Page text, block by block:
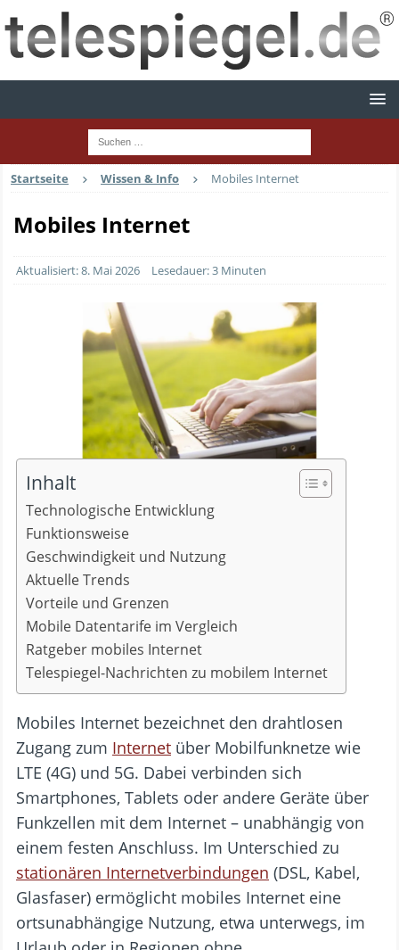
Startseite Wissen & Info Mobiles Internet
Mobiles Internet
Aktualisiert: 8. Mai 2026 Lesedauer: 3 Minuten
Inhalt
Technologische Entwicklung
Funktionsweise
Geschwindigkeit und Nutzung
Aktuelle Trends
Vorteile und Grenzen
Mobile Datentarife im Vergleich
Ratgeber mobiles Internet
Telespiegel-Nachrichten zu mobilem Internet
Mobiles Internet bezeichnet den drahtlosen
Zugang zum Internet über Mobilfunknetze wie
LTE (4G) und 5G. Dabei verbinden sich
Smartphones, Tablets oder andere Geräte über
Funkzellen mit dem Internet – unabhängig von
einem festen Anschluss. Im Unterschied zu
stationären Internetverbindungen (DSL, Kabel,
Glasfaser) ermöglicht mobiles Internet eine
ortsunabhängige Nutzung, etwa unterwegs, im